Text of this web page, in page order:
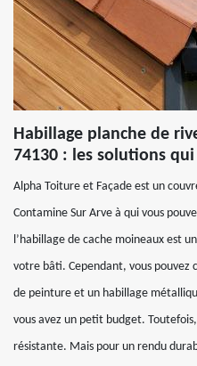
Habillage planche de
74130 : les solutions qui
Alpha Toiture et Façade est un
Contamine Sur Arve à qui vous
l’habillage de cache moineaux est
votre bâti. Cependant, vous pouvez
de peinture et un habillage
vous avez un petit budget.
résistante. Mais pour un rendu